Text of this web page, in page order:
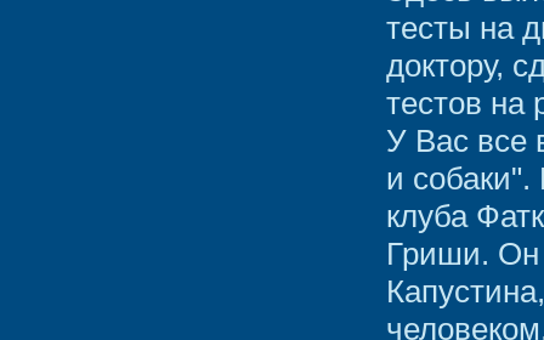
тесты на
доктору,
тестов на
У Вас все
и собаки".
клуба
Гриши. Он